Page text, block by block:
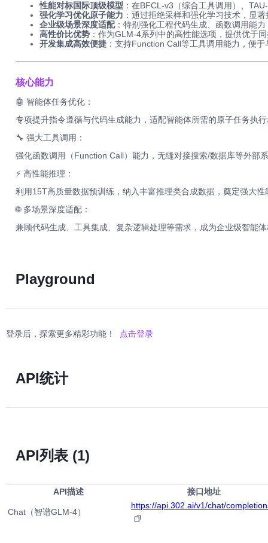
性能对标国际顶级模型 ：在BFCL-v3（综合工具调用）、
强化学习优化原子能力 ：通过拒绝采样和强化学习技术，显
企业级场景深度适配：特别强化工程代码生成、函数调用能
高性价比优势 ：作为GLM-4系列中的高性能选项，提供优于
开发集成高效便捷 ：支持Function Call等工具调用能力，便
────────────────────────────────
核心能力
🤖 智能体任务优化：
专项提升指令遵循与代码生成能力，适配智能体所需的原子任务执
🔧 强大工具调用：
强化函数调用（Function Call）能力，无缝对接搜索/数据库等外部
⚡ 高性能推理：
利用15T高质量数据预训练，纳入丰富推理类合成数据，奠定强大性
🌐 多场景深度适配：
兼顾代码生成、工具集成、复杂逻辑处理等需求，成为企业级智能
Playground
登录后，探索更多精彩功能！ 点击登录
API统计
API列表 (1)
API描述 接口地址
Chat（智谱GLM-4）
https://api.302.ai/v1/chat/